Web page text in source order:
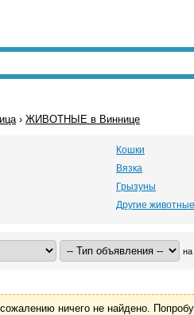
›ЖИВОТНЫЕ в Виннице
Кошки
Вязка
Грызуны
Другие животные
на
ничего не найдено.